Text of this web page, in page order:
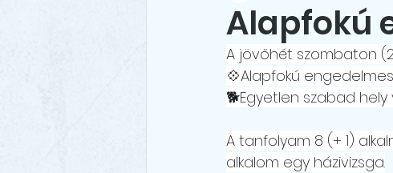
Alapfokú
A jövőhét szombaton
💠Alapfokú
🐕Egyetlen szabad hely
A tanfolyam 8 (+ 1)
alkalom egy házivizsga.